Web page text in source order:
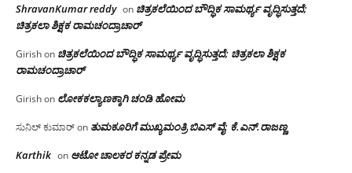
ShravanKumar reddy on ಚಿತ್ರಕಲೆಯಿಂದ ಬೌದ್ಧಿಕ ಸಾಮರ್ಥ್ಯ ವೃದ್ಧಿಸುತ್ತದೆ;
ಚಿತ್ರಕಲಾ ಶಿಕ್ಷಕ ರಾಮಚಂದ್ರಾಚಾರ್
Girishon ಚಿತ್ರಕಲೆಯಿಂದ ಬೌದ್ಧಿಕ ಸಾಮರ್ಥ್ಯ ವೃದ್ಧಿಸುತ್ತದೆ; ಚಿತ್ರಕಲಾ ಶಿಕ್ಷಕ
ರಾಮಚಂದ್ರಾಚಾರ್
Girishon ಲೋಕಕಲ್ಯಾಣಕ್ಕಾಗಿ ಚಂಡಿ ಹೋಮ
ಸುನಿಲ್ ಕುಮಾರ್on ತುಮಕೂರಿಗೆ ಮುಖ್ಯಮಂತ್ರಿ ಬಿಎಸ್ ವೈ: ಕೆ.ಎನ್.ರಾಜಣ್ಣ
Karthik on ಆಟೋ ಚಾಲಕರ ಕನ್ನಡ ಪ್ರೇಮ